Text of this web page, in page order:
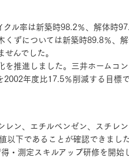
ル率は新築時98.2％、解体時
くずについては新築時89.8％、
んでした。
推進しました。三井ホームコ
年度比17.5％削減する目標
ン、エチルベンゼン、スチレ
下であることが確認できました
・測定スキルアップ研修を開始